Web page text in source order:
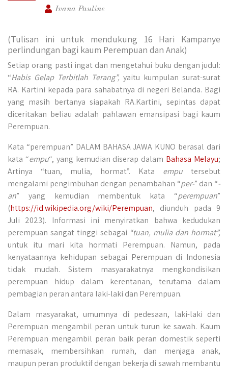
Ivana Pauline
(Tulisan ini untuk mendukung 16 Hari Kampanye
perlindungan bagi kaum Perempuan dan Anak)
Setiap orang pasti ingat dan mengetahui buku dengan judul:
“Habis Gelap Terbitlah Terang”, yaitu kumpulan surat-surat
RA. Kartini kepada para sahabatnya di negeri Belanda. Bagi
yang masih bertanya siapakah RA.Kartini, sepintas dapat
diceritakan beliau adalah pahlawan emansipasi bagi kaum
Perempuan.
Kata “perempuan” DALAM BAHASA JAWA KUNO berasal dari
kata “empu“, yang kemudian diserap dalam Bahasa Melayu;
Artinya “tuan, mulia, hormat”. Kata empu tersebut
mengalami pengimbuhan dengan penambahan “per-” dan “-
an” yang kemudian membentuk kata “perempuan”
(https://id.wikipedia.org/wiki/Perempuan, diunduh pada 9
Juli 2023). Informasi ini menyiratkan bahwa kedudukan
perempuan sangat tinggi sebagai “tuan, mulia dan hormat”,
untuk itu mari kita hormati Perempuan. Namun, pada
kenyataannya kehidupan sebagai Perempuan di Indonesia
tidak mudah. Sistem masyarakatnya mengkondisikan
perempuan hidup dalam kerentanan, terutama dalam
pembagian peran antara laki-laki dan Perempuan.
Dalam masyarakat, umumnya di pedesaan, laki-laki dan
Perempuan mengambil peran untuk turun ke sawah. Kaum
Perempuan mengambil peran baik peran domestik seperti
memasak, membersihkan rumah, dan menjaga anak,
maupun peran produktif dengan bekerja di sawah membantu